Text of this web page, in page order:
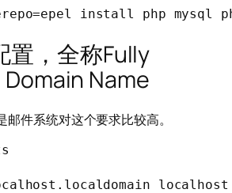
install php mysql
置，全称Fully
Name
件系统对这个要求比较高。
localhost